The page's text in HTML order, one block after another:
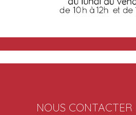
NOUS CONTACTER